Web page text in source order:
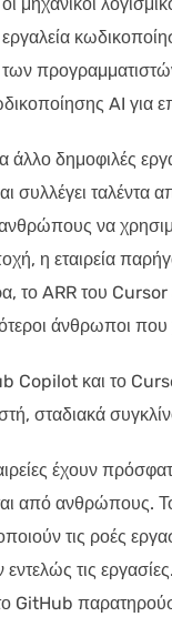
AI για
άλλο δημοφιλές
συλλέγει ταλέντα
να
η εταιρεία
το ARR του
άνθρωποι που
Copilot και το
σταδιακά
έχουν
από ανθρώπους.
τις ροές
τις
GitHub